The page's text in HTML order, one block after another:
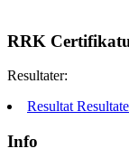
RRK
Resultater:
Resultat
Info